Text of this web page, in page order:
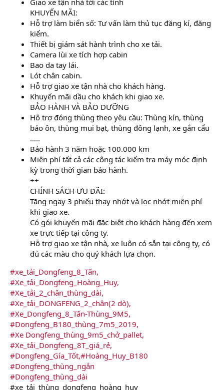
KHUYẾN MÃI:
Hỗ trợ làm biển số: Tư vấn làm thủ tục đăng kí, đăng
kiểm.
Thiết bị giám sát hành trình cho xe tải.
Camera lùi xe tích hợp cabin
Bao da tay lái.
Lót chân cabin.
Hỗ trợ giao xe tận nhà cho khách hàng.
Khuyến mãi dầu cho khách khi giao xe.
BẢO HÀNH VÀ BẢO DƯỠNG
Hỗ trợ đóng thùng theo yêu cầu: Thùng kín, thùng
bảo ôn, thùng mui bạt, thùng đông lạnh, xe gắn cẩu
…..
Bảo hành 3 năm hoặc 100.000 km
Miễn phí tất cả các công tác kiểm tra máy móc định
kỳ trong thời gian bảo hành.
++
CHÍNH SÁCH ƯU ĐÃI:
Tặng ngay 3 phiếu thay nhớt và lọc nhớt miễn phí
khi giao xe.
Có gói khuyến mãi đặc biệt cho khách hàng đến xem
xe trực tiếp tại công ty.
Hỗ trợ giao xe tận nhà, xe luôn có sẵn tại công ty, có
đủ các màu cho quý khách lựa chọn.
#xe_tải_Dongfeng_8_Tấn,
#Xe_tải_Dongfeng_Hoàng_Huy,
#Xe_tải_2_chân_thùng_dài,
#Xe_tải_DONGFENG_2_chân(2 dò),
#Xe_Dongfeng_8_Tấn-Thùng_9M5,
#Dongfeng_B180_thùng_7m5_2019,
#Xe Dongfeng_thùng_9m5_chở_pallet,
#Xe_tải_Dongfeng_8T_giá_rẻ,
#Dongfeng_Gía_Tốt,#Hoàng_Huy_B180
#Dongfeng_thùng_ngắn
#Dongfeng_thùng_dài
#xe_tải_thùng_dongfeng_hoàng_huy